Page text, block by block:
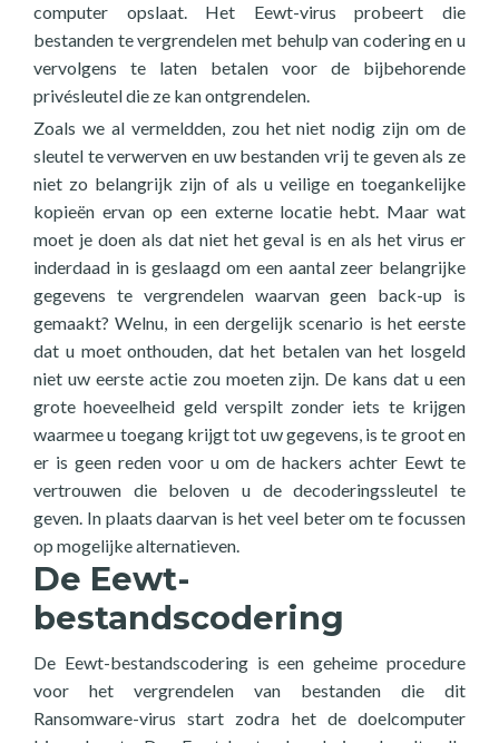
computer opslaat. Het Eewt-virus probeert die
bestanden te vergrendelen met behulp van codering en u
vervolgens te laten betalen voor de bijbehorende
privésleutel die ze kan ontgrendelen.
Zoals we al vermeldden, zou het niet nodig zijn om de
sleutel te verwerven en uw bestanden vrij te geven als ze
niet zo belangrijk zijn of als u veilige en toegankelijke
kopieën ervan op een externe locatie hebt. Maar wat
moet je doen als dat niet het geval is en als het virus er
inderdaad in is geslaagd om een aantal zeer belangrijke
gegevens te vergrendelen waarvan geen back-up is
gemaakt? Welnu, in een dergelijk scenario is het eerste
dat u moet onthouden, dat het betalen van het losgeld
niet uw eerste actie zou moeten zijn. De kans dat u een
grote hoeveelheid geld verspilt zonder iets te krijgen
waarmee u toegang krijgt tot uw gegevens, is te groot en
er is geen reden voor u om de hackers achter Eewt te
vertrouwen die beloven u de decoderingssleutel te
geven. In plaats daarvan is het veel beter om te focussen
op mogelijke alternatieven.
De Eewt-
bestandscodering
De Eewt-bestandscodering is een geheime procedure
voor het vergrendelen van bestanden die dit
Ransomware-virus start zodra het de doelcomputer